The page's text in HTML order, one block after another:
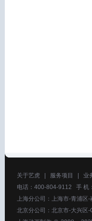
关于艺虎 服务项目 业
电话：400-804-9112 手 机
上海分公司：上海市-青浦区
北京分公司：北京市-大兴区